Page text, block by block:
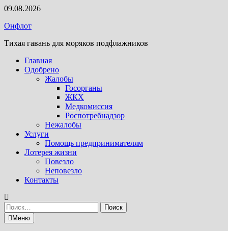
Перейти
содержимому
09.08.2026
Онфлот
Тихая гавань для моряков подфлажников
Главная
Одобрено
Жалобы
Госорганы
ЖКХ
Медкомиссия
Роспотребнадзор
Нежалобы
Услуги
Помощь предпринимателям
Лотерея жизни
Повезло
Неповезло
Контакты
Найти:
Меню